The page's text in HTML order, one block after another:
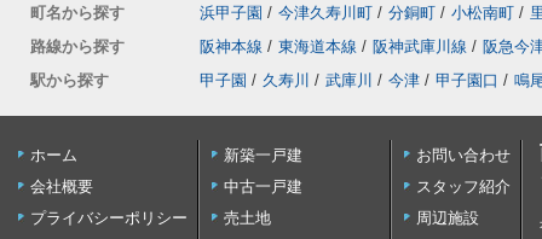
町名から探す
浜甲子園 / 今津久寿川町 / 分銅町 / 小松南町 /
路線から探す
阪神本線 / 東海道本線 / 阪神武庫川線 / 阪急今
駅から探す
甲子園 / 久寿川 / 武庫川 / 今津 / 甲子園口 / 鳴
ホーム
会社概要
プライバシーポリシー
新築一戸建
中古一戸建
売土地
お問い合わせ
スタッフ紹介
周辺施設